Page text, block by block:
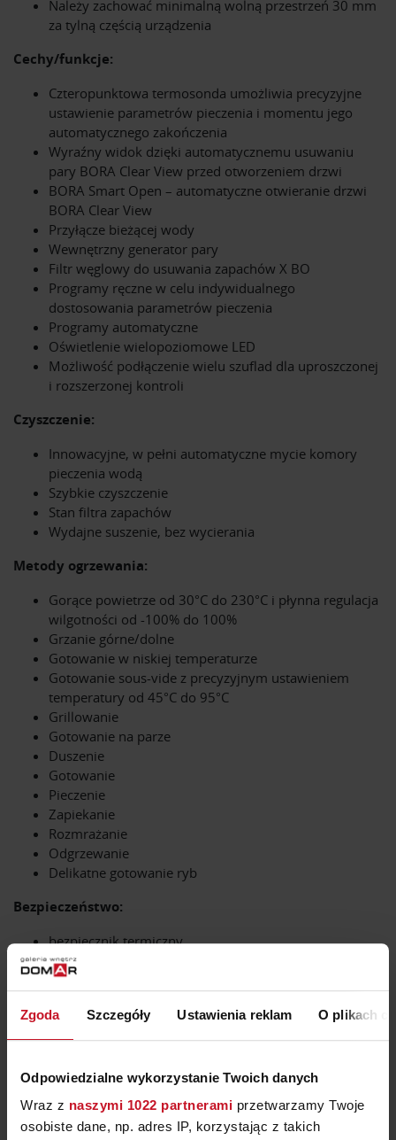
Zgoda Szczegóły Ustawienia reklam O plikach
Odpowiedzialne wykorzystanie Twoich danych
Wraz z naszymi 1022 partnerami przetwarzamy Twoje
osobiste dane, np. adres IP, korzystając z takich
Należy zachować minimalną wolną przestrzeń 30 mm
za tylną częścią urządzenia
Cechy/funkcje:
Czteropunktowa termosonda umożliwia precyzyjne
ustawienie parametrów pieczenia i momentu jego
automatycznego zakończenia
Wyraźny widok dzięki automatycznemu usuwaniu
pary BORA Clear View przed otworzeniem drzwi
BORA Smart Open – automatyczne otwieranie drzwi
BORA Clear View
Przyłącze bieżącej wody
Wewnętrzny generator pary
Filtr węglowy do usuwania zapachów X BO
Programy ręczne w celu indywidualnego
dostosowania parametrów pieczenia
Programy automatyczne
Oświetlenie wielopoziomowe LED
Możliwość podłączenie wielu szuflad dla uproszczonej
i rozszerzonej kontroli
Czyszczenie:
Innowacyjne, w pełni automatyczne mycie komory
pieczenia wodą
Szybkie czyszczenie
Stan filtra zapachów
Wydajne suszenie, bez wycierania
Metody ogrzewania:
Gorące powietrze od 30°C do 230°C i płynna regulacja
wilgotności od -100% do 100%
Grzanie górne/dolne
Gotowanie w niskiej temperaturze
Gotowanie sous-vide z precyzyjnym ustawieniem
temperatury od 45°C do 95°C
Grillowanie
Gotowanie na parze
Duszenie
Gotowanie
Pieczenie
Zapiekanie
Rozmrażanie
Odgrzewanie
Delikatne gotowanie ryb
Bezpieczeństwo:
bezpiecznik termiczny
wyłącznik bezpieczeństwa
blokada sterowania
Napięcie zasilania jednofazowego 220 – 240 V
Częstotliwość: 50 Hz
Maksymalny pobór mocy: 6,1 kW